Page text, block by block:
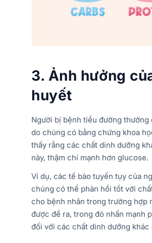
3. Ảnh hưởng
huyết
Người bị bệnh tiểu đường
do chúng có bằng chứng khoa
thấy rằng các chất dinh dưỡng
này, thậm chí mạnh hơn glucose.
Ví dụ, các tế bào tuyến tụy của
chúng có thể phản hồi tốt với
cho bệnh nhân trong trường hợp
được đề ra, trong đó nhấn mạnh
đối với các chất dinh dưỡng khác